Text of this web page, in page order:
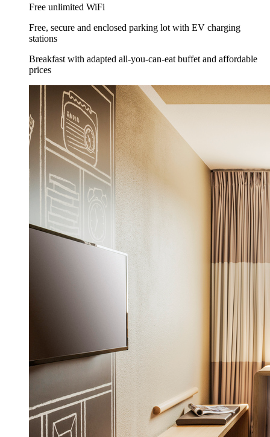
Free unlimited WiFi
Free, secure and enclosed parking lot with EV charging
stations
Breakfast with adapted all-you-can-eat buffet and affordable
prices